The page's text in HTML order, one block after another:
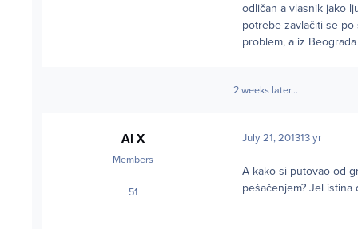
odličan a vlasnik jako
potrebe zavlačiti se po
problem, a iz
2 weeks later...
Al X
Members
51posts
July 21, 201313 yr
A kako si putovao od
pešačenjem? Jel